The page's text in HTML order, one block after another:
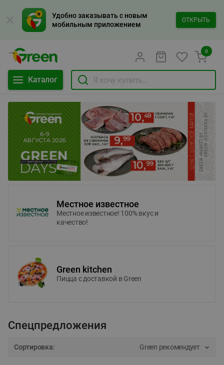
Удобно заказывать с новым
мобильным приложением
ОТКРЫТЬ
Каталог
0
Местное известное
Местное известное! 100% вкус и
качество!
Green kitchen
Пицца c доставкой в Green
Спецпредложения
Сортировка: Green рекомендует